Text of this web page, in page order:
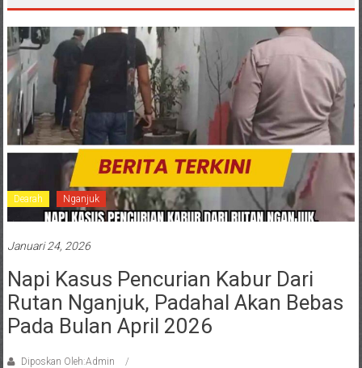
Dearah Nganjuk
Januari 24, 2026
Napi Kasus Pencurian Kabur Dari
Rutan Nganjuk, Padahal Akan Bebas
Pada Bulan April 2026
Diposkan Oleh:Admin